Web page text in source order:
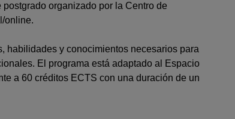
organizado por la Centro de
online.
habilidades y conocimientos necesarios para
El programa está adaptado al Espacio
a 60 créditos ECTS con una duración de un